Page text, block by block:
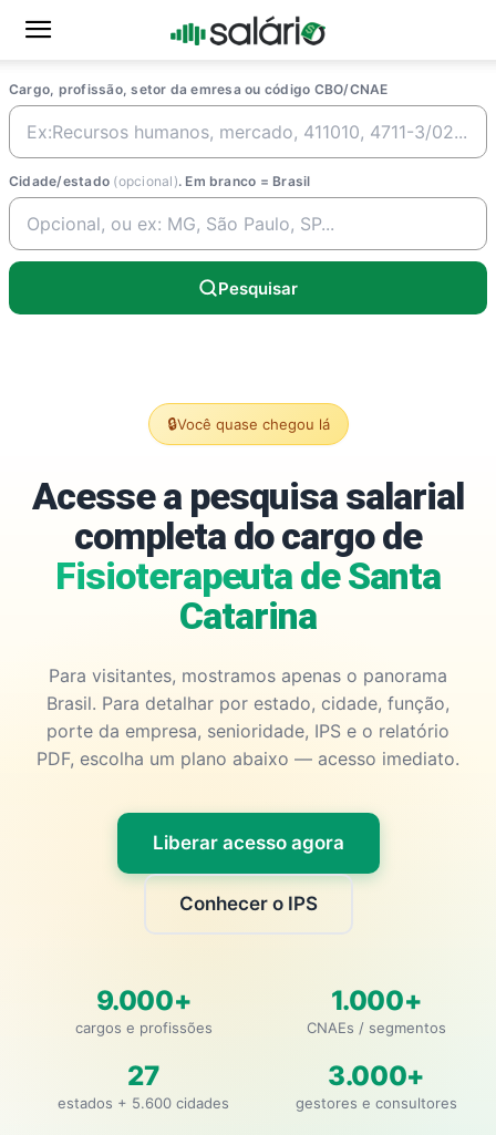
Cargo, profissão, setor da emresa ou código CBO/CNAE
Cidade/estado (opcional). Em branco = Brasil
Pesquisar
🔒Você quase chegou lá
Acesse a pesquisa salarial
completa do cargo de
Fisioterapeuta de Santa
Catarina
Para visitantes, mostramos apenas o panorama
Brasil. Para detalhar por estado, cidade, função,
porte da empresa, senioridade, IPS e o relatório
PDF, escolha um plano abaixo — acesso imediato.
Liberar acesso agora
Conhecer o IPS
9.000+
cargos e profissões
1.000+
CNAEs / segmentos
27
estados + 5.600 cidades
3.000+
gestores e consultores